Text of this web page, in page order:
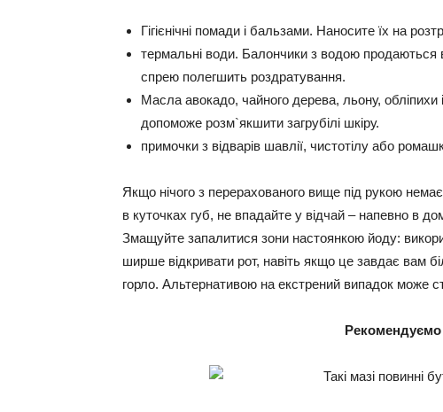
Гігієнічні помади і бальзами. Наносите їх на
термальні води. Балончики з водою продаються
спрею полегшить роздратування.
Масла авокадо, чайного дерева, льону,
допоможе розм`якшити загрубілі шкіру.
примочки з відварів шавлії, чистотілу або
Якщо нічого з перерахованого вище під рукою
в куточках губ, не впадайте у відчай – напевно в
Змащуйте запалитися зони настоянкою йоду:
ширше відкривати рот, навіть якщо це завдає вам
горло. Альтернативою на екстрений випадок може
Рекомендуємо